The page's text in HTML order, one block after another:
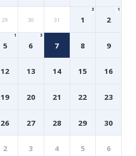
29 30 31 1
3
2
1
5
1
6
3
7 8 9
12 13 14 15 16
19 20 21 22 23
26 27 28 29 30
2 3 4 5 6